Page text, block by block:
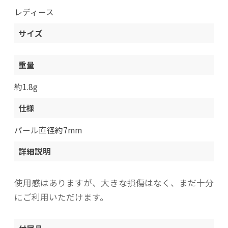
レディース
サイズ
重量
約1.8g
仕様
パール直径約7mm
詳細説明
使用感はありますが、大きな損傷はなく、まだ十分
にご利用いただけます。